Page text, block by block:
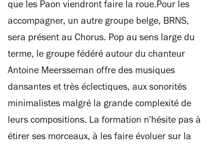
que les Paon viendront faire la roue.Pour les
accompagner, un autre groupe belge, BRNS,
sera présent au Chorus. Pop au sens large du
terme, le groupe fédéré autour du chanteur
Antoine Meersseman offre des musiques
dansantes et très éclectiques, aux sonorités
minimalistes malgré la grande complexité de
leurs compositions. La formation n'hésite pas à
étirer ses morceaux, à les faire évoluer sur la